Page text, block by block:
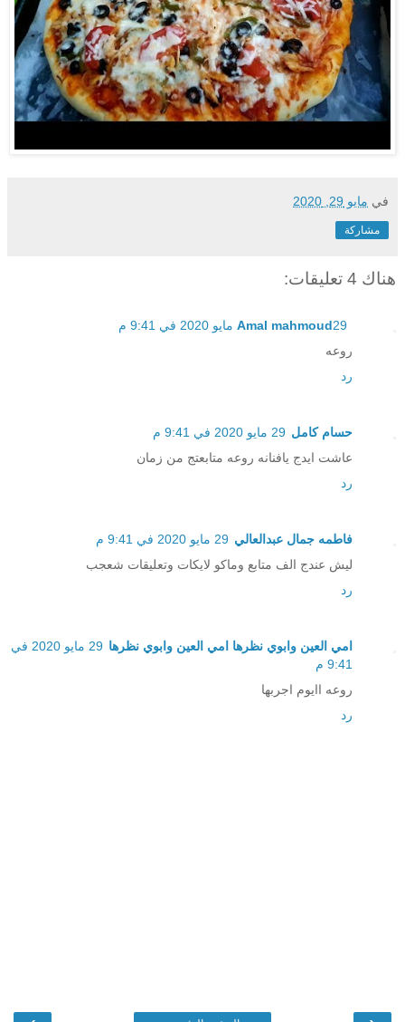
في مايو 29, 2020
مشاركة
هناك 4 تعليقات:
Amal mahmoud29 مايو 2020 في 9:41 م
روعه
رد
حسام كامل 29 مايو 2020 في 9:41 م
عاشت ايدج يافنانه روعه متابعتج من زمان
رد
فاطمه جمال عبدالعالي 29 مايو 2020 في 9:41 م
ليش عندج الف متابع وماكو لايكات وتعليقات شعجب
رد
امي العين وابوي نظرها امي العين وابوي نظرها
29 مايو 2020 في
9:41 م
روعه اايوم اجربها
رد